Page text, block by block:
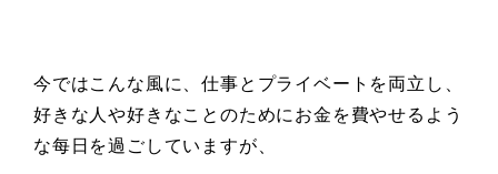
今ではこんな風に、仕事とプライベートを両立し、
好きな人や好きなことのためにお金を費やせるよう
な每日を過ごしていますが、